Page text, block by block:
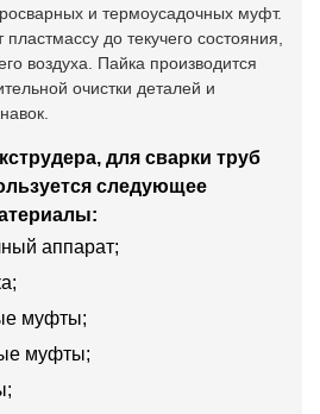
и термоусадочных муфт.
до текучего состояния,
воздуха. Пайка производится
очистки деталей и
для сварки труб
следующее
аппарат;
муфты;
муфты;